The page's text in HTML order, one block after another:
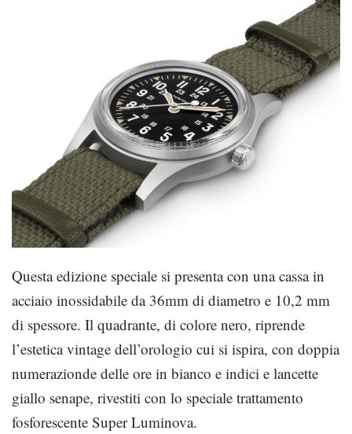
Questa edizione speciale si presenta con una cassa in
acciaio inossidabile da 36mm di diametro e 10,2 mm
di spessore. Il quadrante, di colore nero, riprende
l’estetica vintage dell’orologio cui si ispira, con doppia
numerazionde delle ore in bianco e indici e lancette
giallo senape, rivestiti con lo speciale trattamento
fosforescente Super Luminova.